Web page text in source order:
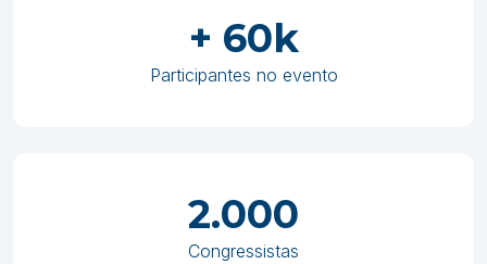
+ 60k
Participantes no evento
2.000
Congressistas